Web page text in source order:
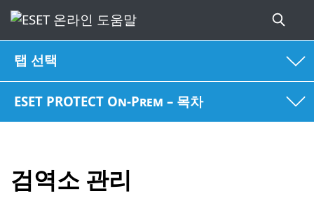
탭 선택
ESET PROTECT On-Prem – 목차
검역소 관리